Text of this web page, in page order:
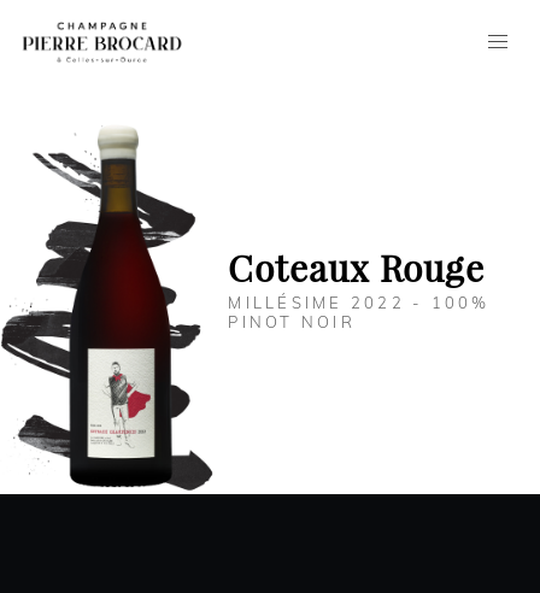
Coteaux Rouge
MILLÉSIME 2022 - 100%
PINOT NOIR